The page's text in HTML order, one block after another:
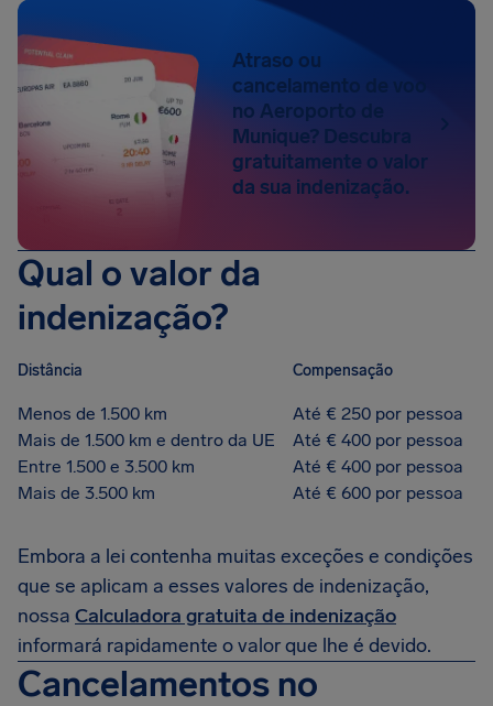
Atraso ou
cancelamento de voo
no Aeroporto de
Munique? Descubra
gratuitamente o valor
da sua indenização.
Qual o valor da
indenização?
Distância Compensação
Menos de 1.500 km
Até € 250 por pessoa
Mais de 1.500 km e dentro da UE
Até € 400 por pessoa
Entre 1.500 e 3.500 km
Até € 400 por pessoa
Mais de 3.500 km
Até € 600 por pessoa
Embora a lei contenha muitas exceções e condições
que se aplicam a esses valores de indenização,
nossa Calculadora gratuita de indenização
informará rapidamente o valor que lhe é devido.
Cancelamentos no